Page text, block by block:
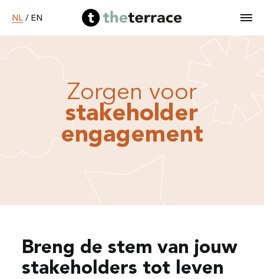
NL / EN
Diensten
Ons werk
B Corp worden
Blog
Zorgen voor
stakeholder
engagement
Breng de stem van jouw
stakeholders tot leven